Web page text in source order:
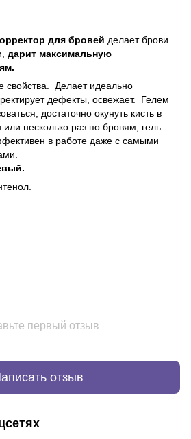
для бровей делает брови
дарит максимальную
свойства. Делает идеально
дефекты, освежает. Гелем
достаточно окунуть кисть в
или несколько раз по бровям, гель
в работе даже с самыми
первый отзыв
отзыв